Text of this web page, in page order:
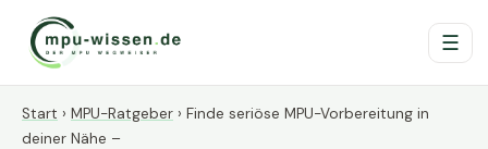
☰
Start › MPU-Ratgeber › Finde seriöse MPU-Vorbereitung in
deiner Nähe –